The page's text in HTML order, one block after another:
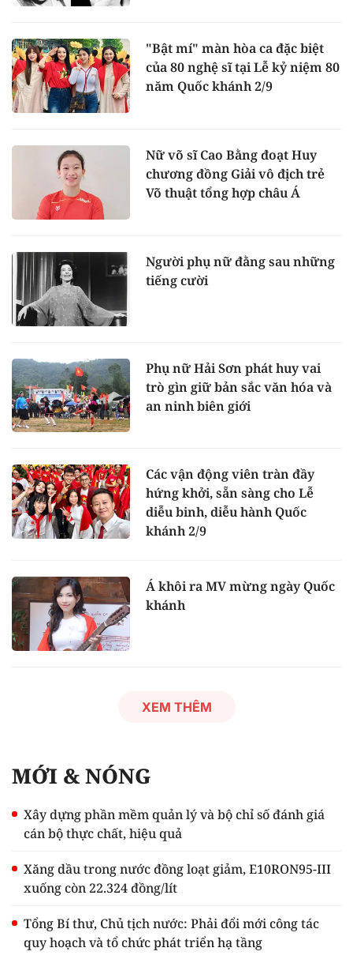
"Bật mí" màn hòa ca đặc biệt
của 80 nghệ sĩ tại Lễ kỷ niệm 80
năm Quốc khánh 2/9
Nữ võ sĩ Cao Bằng đoạt Huy
chương đồng Giải vô địch trẻ
Võ thuật tổng hợp châu Á
Người phụ nữ đằng sau những
tiếng cười
Phụ nữ Hải Sơn phát huy vai
trò gìn giữ bản sắc văn hóa và
an ninh biên giới
Các vận động viên tràn đầy
hứng khởi, sẵn sàng cho Lễ
diễu binh, diễu hành Quốc
khánh 2/9
Á khôi ra MV mừng ngày Quốc
khánh
XEM THÊM
MỚI & NÓNG
Xây dựng phần mềm quản lý và bộ chỉ số đánh giá
cán bộ thực chất, hiệu quả
Xăng dầu trong nước đồng loạt giảm, E10RON95-III
xuống còn 22.324 đồng/lít
Tổng Bí thư, Chủ tịch nước: Phải đổi mới công tác
quy hoạch và tổ chức phát triển hạ tầng